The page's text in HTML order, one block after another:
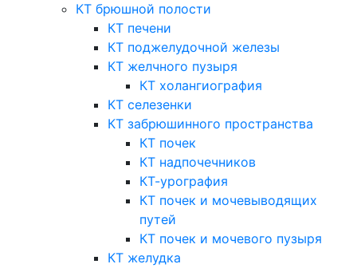
КТ брюшной полости
КТ печени
КТ поджелудочной железы
КТ желчного пузыря
КТ холангиография
КТ селезенки
КТ забрюшинного пространства
КТ почек
КТ надпочечников
КТ-урография
КТ почек и мочевыводящих
путей
КТ почек и мочевого пузыря
КТ желудка